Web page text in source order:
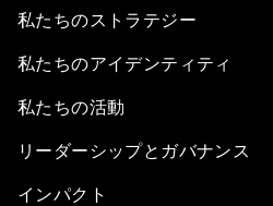
私たちのストラテジー
私たちのアイデンティティ
私たちの活動
リーダーシップとガバナンス
インパクト